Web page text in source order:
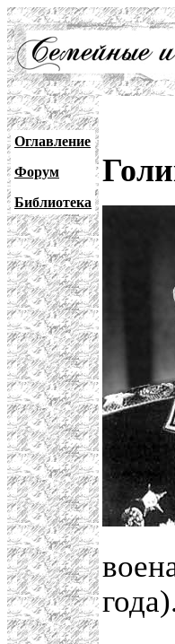
Оглавление
Форум
Библиотека